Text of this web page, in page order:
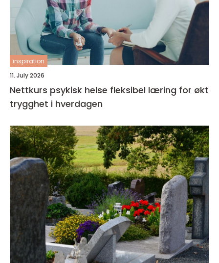
inspiration
11. July 2026
Nettkurs psykisk helse fleksibel læring for økt
trygghet i hverdagen